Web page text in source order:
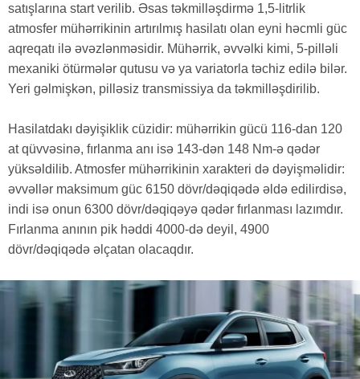
satışlarına start verilib. Əsas təkmilləşdirmə 1,5-litrlik
atmosfer mühərrikinin artırılmış hasilatı olan eyni həcmli güc
aqreqatı ilə əvəzlənməsidir. Mühərrik, əvvəlki kimi, 5-pilləli
mexaniki ötürmələr qutusu və ya variatorla təchiz edilə bilər.
Yeri gəlmişkən, pilləsiz transmissiya da təkmilləşdirilib.
Hasilatdakı dəyişiklik cüzidir: mühərrikin gücü 116-dan 120
at qüvvəsinə, fırlanma anı isə 143-dən 148 Nm-ə qədər
yüksəldilib. Atmosfer mühərrikinin xarakteri də dəyişməlidir:
əvvəllər maksimum güc 6150 dövr/dəqiqədə əldə edilirdisə,
indi isə onun 6300 dövr/dəqiqəyə qədər fırlanması lazımdır.
Fırlanma anının pik həddi 4000-də deyil, 4900
dövr/dəqiqədə əlçatan olacaqdır.